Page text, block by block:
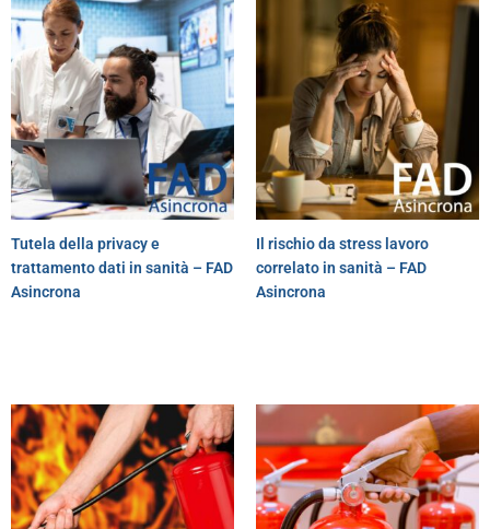
Tutela della privacy e
trattamento dati in sanità – FAD
Asincrona
Il rischio da stress lavoro
correlato in sanità – FAD
Asincrona